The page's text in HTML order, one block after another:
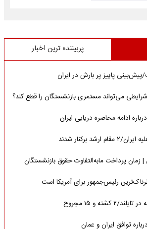
پربیننده ترین اخبار
پیش‌بینی پاییز پر بارش در ایران
می‌تواند مستمری بازنشستگان را قطع کند؟
ادامه محاصره دریایی ایران
برکنار شدند
زمان پرداخت مابه‌التفاوت حقوق بازنشستگان
رئیس‌جمهور برای آمریکا است
کشته و ۱۵ مجروح
توافق ایران و عمان